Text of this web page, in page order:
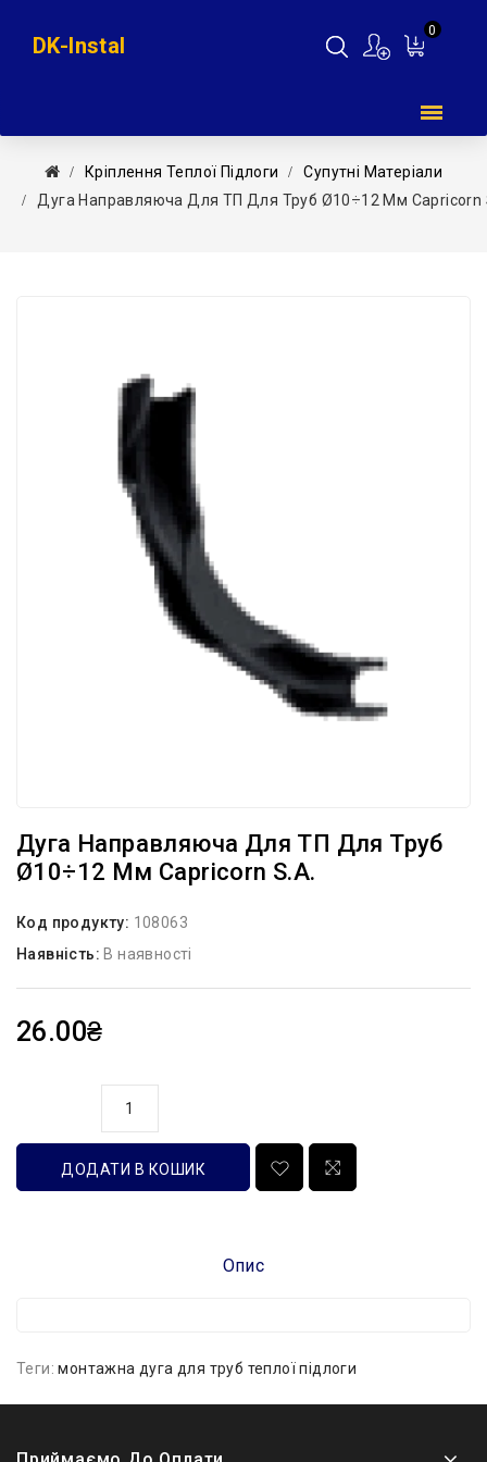
0
DK-Instal
Кріплення Теплої Підлоги
Супутні Матеріали
Дуга Направляюча Для ТП Для Труб Ø10÷12 Мм Capricorn
Дуга Направляюча Для ТП Для Труб
Ø10÷12 Мм Capricorn S.A.
Код продукту: 108063
Наявність: В наявності
26.00₴
ДОДАТИ В КОШИК
Опис
Теги:монтажна дуга для труб теплої підлоги